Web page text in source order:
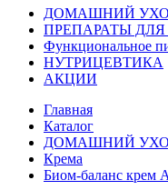
ДОМАШНИЙ
ПРЕПАРАТЫ
Функциональное
НУТРИЦЕВТИКА
АКЦИИ
Главная
Каталог
ДОМАШНИЙ
Крема
Биом-баланс